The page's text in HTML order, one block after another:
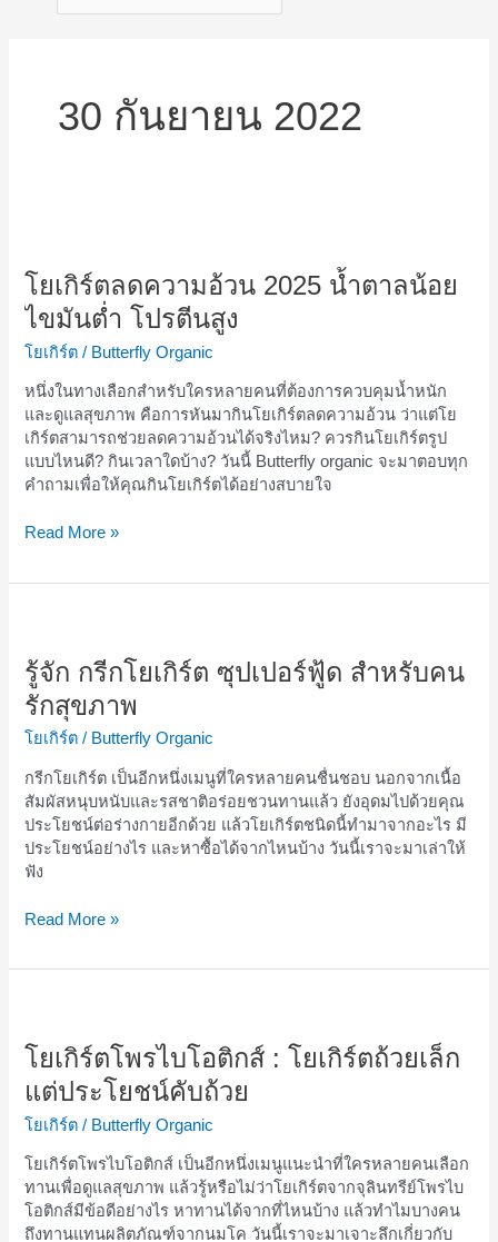
30 กันยายน 2022
โยเกิร์ตลดความอ้วน 2025 น้ำตาลน้อย
ไขมันต่ำ โปรตีนสูง
โยเกิร์ต / Butterfly Organic
หนึ่งในทางเลือกสำหรับใครหลายคนที่ต้องการควบคุมน้ำหนัก
และดูแลสุขภาพ คือการหันมากินโยเกิร์ตลดความอ้วน ว่าแต่โย
เกิร์ตสามารถช่วยลดความอ้วนได้จริงไหม? ควรกินโยเกิร์ตรูป
แบบไหนดี? กินเวลาใดบ้าง? วันนี้ Butterfly organic จะมาตอบทุก
คำถามเพื่อให้คุณกินโยเกิร์ตได้อย่างสบายใจ
ตลด
ความ
อ้วน
2025
น้อย
ไข
มัน
ต่ำ
โปรตีน
Read More »
รู้จัก กรีกโยเกิร์ต ซุปเปอร์ฟู้ด สำหรับคน
รักสุขภาพ
โยเกิร์ต / Butterfly Organic
กรีกโยเกิร์ต เป็นอีกหนึ่งเมนูที่ใครหลายคนชื่นชอบ นอกจากเนื้อ
สัมผัสหนุบหนับและรสชาติอร่อยชวนทานแล้ว ยังอุดมไปด้วยคุณ
ประโยชน์ต่อร่างกายอีกด้วย แล้วโยเกิร์ตชนิดนี้ทำมาจากอะไร มี
ประโยชน์อย่างไร และหาซื้อได้จากไหนบ้าง วันนี้เราจะมาเล่าให้
ฟัง
โย
เกิร์ต
ซุป
เปอร์
สำหรับ
คน
รัก
สุขภาพ
Read More »
โยเกิร์ตโพรไบโอติกส์ : โยเกิร์ตถ้วยเล็ก
แต่ประโยชน์คับถ้วย
โยเกิร์ต / Butterfly Organic
โยเกิร์ตโพรไบโอติกส์ เป็นอีกหนึ่งเมนูแนะนำที่ใครหลายคนเลือก
ทานเพื่อดูแลสุขภาพ แล้วรู้หรือไม่ว่าโยเกิร์ตจากจุลินทรีย์โพรไบ
โอติกส์มีข้อดีอย่างไร หาทานได้จากที่ไหนบ้าง แล้วทำไมบางคน
ถึงทานแทนผลิตภัณฑ์จากนมโค วันนี้เราจะมาเจาะลึกเกี่ยวกับ
โพรไบ
ติก
ส์
โย
เกิร์ต
ถ้วย
เล็ก